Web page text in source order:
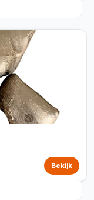
Bekijk